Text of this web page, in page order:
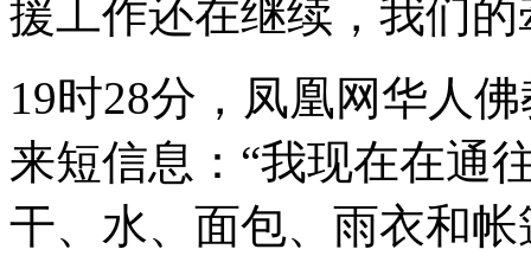
援工作还在继续，我们
19时28分，凤凰网华人
来短信息：“我现在在通
干、水、面包、雨衣和